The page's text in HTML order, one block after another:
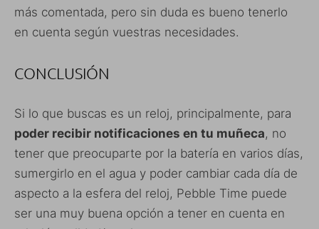
más comentada, pero sin duda es bueno tenerlo
en cuenta según vuestras necesidades.
CONCLUSIÓN
Si lo que buscas es un reloj, principalmente, para
poder recibir notificaciones en tu muñeca, no
tener que preocuparte por la batería en varios días,
sumergirlo en el agua y poder cambiar cada día de
aspecto a la esfera del reloj, Pebble Time puede
ser una muy buena opción a tener en cuenta en